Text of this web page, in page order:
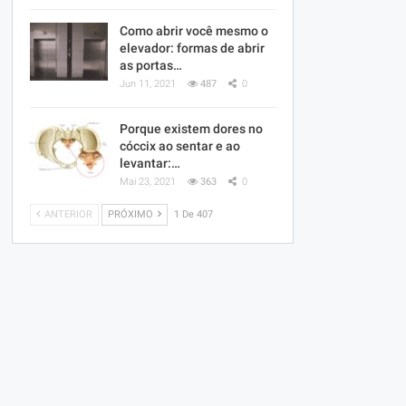
Como abrir você mesmo o
elevador: formas de abrir
as portas…
Jun 11, 2021 487 0
Porque existem dores no
cóccix ao sentar e ao
levantar:…
Mai 23, 2021 363 0
ANTERIOR PRÓXIMO 1 De 407